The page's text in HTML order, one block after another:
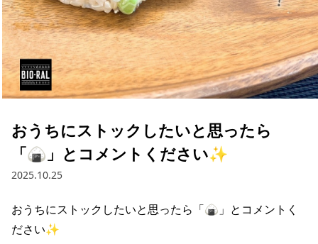
Contact us in English
おうちにストックしたいと思ったら
「🍙」とコメントください✨
2025.10.25
おうちにストックしたいと思ったら「🍙」とコメントく
ださい✨